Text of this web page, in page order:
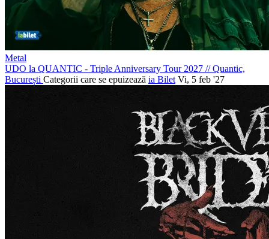
Metal
UDO la QUANTIC - Triple Anniversary Tour 2027 //Quantic,
București Categorii care se epuizează ia Bilet Vi, 5 feb '27